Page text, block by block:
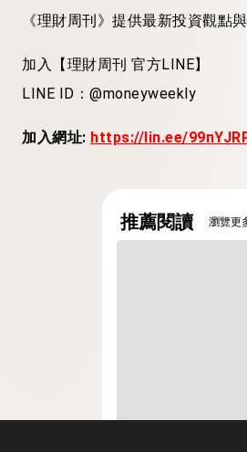
《理財周刊》提供最新投資觀點
加入【理財周刊 官方LINE】
LINE ID：@moneyweekly
加入網址: https://lin.ee/
推薦閱讀 瀏覽更